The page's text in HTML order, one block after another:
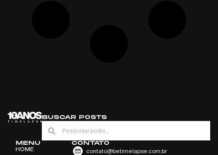
BUSCAR POSTS
MENU
HOME
CONTATO
contato@betimelapse.com.br